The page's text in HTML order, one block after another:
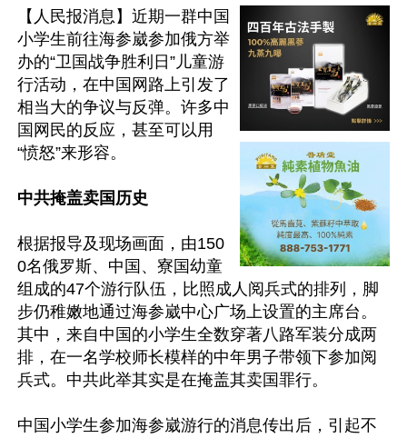
【人民报消息】近期一群中国
小学生前往海参崴参加俄方举
办的“卫国战争胜利日”儿童游
行活动，在中国网路上引发了
相当大的争议与反弹。许多中
国网民的反应，甚至可以用
“愤怒”来形容。
中共掩盖卖国历史
根据报导及现场画面，由150
0名俄罗斯、中国、寮国幼童
组成的47个游行队伍，比照成人阅兵式的排列，脚
步仍稚嫩地通过海参崴中心广场上设置的主席台。
其中，来自中国的小学生全数穿著八路军装分成两
排，在一名学校师长模样的中年男子带领下参加阅
兵式。中共此举其实是在掩盖其卖国罪行。
中国小学生参加海参崴游行的消息传出后，引起不